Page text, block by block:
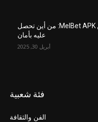
أحدث إصدار من MelBet APK: من أين تحصل
عليه بأمان
أبريل 30, 2025
فئة شعبية
الفن والثقافة